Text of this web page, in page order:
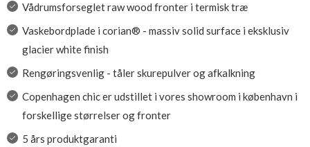
Vådrumsforseglet raw wood fronter i termisk træ
Vaskebordplade i corian® - massiv solid surface i eksklusiv
glacier white finish
Rengøringsvenlig - tåler skurepulver og afkalkning
Copenhagen chic er udstillet i vores showroom i københavn i
forskellige størrelser og fronter
5 års produktgaranti